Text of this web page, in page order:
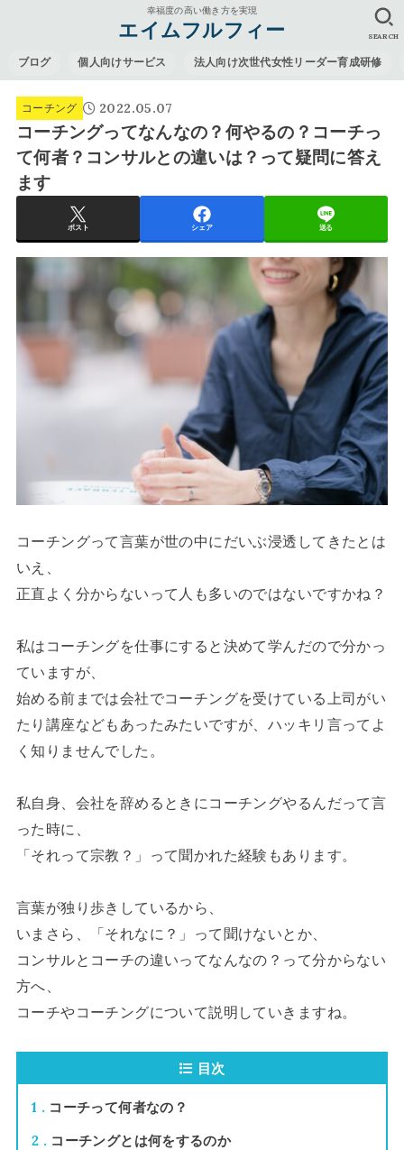
幸福度の高い働き方を実現
エイムフルフィー
ブログ 個人向けサービス 法人向け次世代女性リーダー育成研修
SEARCH
コーチング 2022.05.07
コーチングってなんなの？何やるの？コーチっ
て何者？コンサルとの違いは？って疑問に答え
ます
ポスト シェア 送る
コーチングって言葉が世の中にだいぶ浸透してきたとは
いえ、
正直よく分からないって人も多いのではないですかね？
私はコーチングを仕事にすると決めて学んだので分かっ
ていますが、
始める前までは会社でコーチングを受けている上司がい
たり講座などもあったみたいですが、ハッキリ言ってよ
く知りませんでした。
私自身、会社を辞めるときにコーチングやるんだって言
った時に、
「それって宗教？」って聞かれた経験もあります。
言葉が独り歩きしているから、
いまさら、「それなに？」って聞けないとか、
コンサルとコーチの違いってなんなの？って分からない
方へ、
コーチやコーチングについて説明していきますね。
目次
1 コーチって何者なの？
2 コーチングとは何をするのか